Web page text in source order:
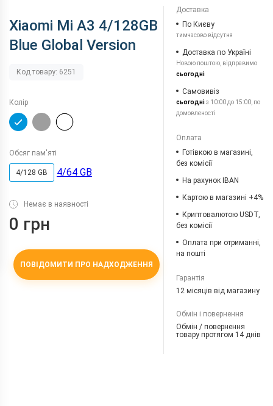
Xiaomi Mi A3 4/128GB
Blue Global Version
Код товару: 6251
Колір
Обсяг пам'яті
4/128 GB 4/64 GB
Немає в наявності
0 грн
ПОВІДОМИТИ ПРО НАДХОДЖЕННЯ
Доставка
По Києву
тимчасово відсутня
Доставка по Україні
Новою поштою, відправимо
сьогодні
Самовивіз
сьогодніз 10:00 до 15:00, по
домовленості
Оплата
Готівкою в магазині,
без комісії
На рахунок IBAN
Картою в магазині +4%
Криптовалютою USDT,
без комісії
Оплата при отриманні,
на пошті
Гарантія
12 місяців від магазину
Обмін і повернення
Обмін / повернення
товару протягом 14 днів